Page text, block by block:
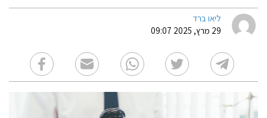
ליאו ברד
29 מרץ, 2025 09:07